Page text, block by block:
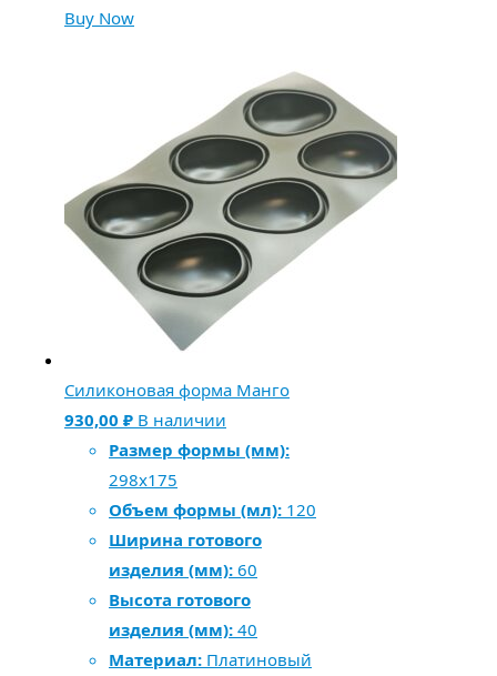
Buy Now
Силиконовая форма Манго
930,00 ₽ В наличии
Размер формы (мм):
298х175
Объем формы (мл): 120
Ширина готового
изделия (мм): 60
Высота готового
изделия (мм): 40
Материал: Платиновый